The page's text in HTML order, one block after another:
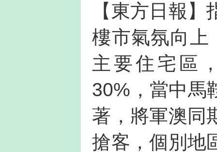
【東方日報
樓市氣氛向上
主要住宅區
30%，當中馬
著，將軍澳同
搶客，個別地